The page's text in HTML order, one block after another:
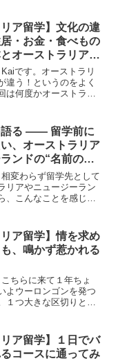
リア留学】文化の違
・お金・食べもの
オーストラリアの
です。オーストラリ
違う！というのをよく
は何度かオーストラリ
です。①人②住居③お
通...
語る —— 留学前に
、オーストラリア
ンドの“名前の由
変わらず留学先として
リアやニュージーラン
、こんなことを感じた
と関係あるの？・日本
て略...
リア留学】情を求め
、鳴かず惹かれる
ちらに来て１年ちょ
よウーロンゴンを発つ
１つ大きな区切りとし
た１年でした。最初に
ストマ...
リア留学】１日でバ
コースに通ってみ